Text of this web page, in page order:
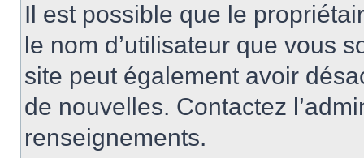
Il est possible que le
le nom d’utilisateur que vous
site peut également avoir
de nouvelles. Contactez
renseignements.